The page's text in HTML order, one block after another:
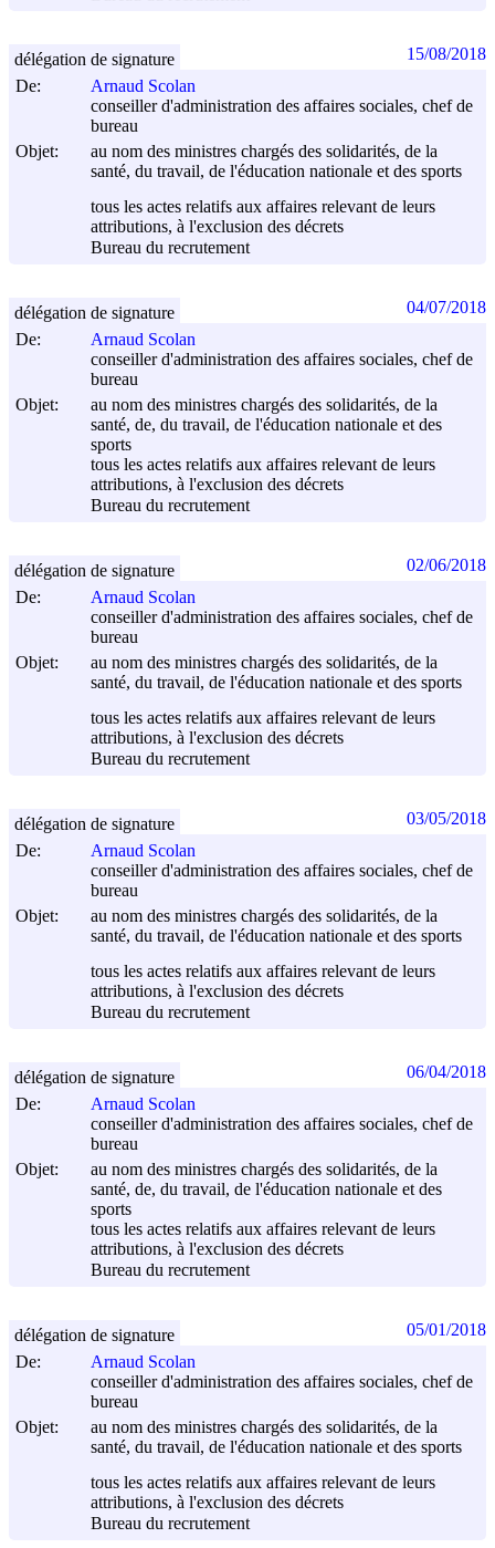
De:
Arnaud Scolan
conseiller d'administration des affaires sociales, chef de
bureau
Objet:
au nom des ministres chargés des solidarités, de la
santé, du travail, de l'éducation nationale et des sports
tous les actes relatifs aux affaires relevant de leurs
attributions, à l'exclusion des décrets
Bureau du recrutement
délégation de signature 15/08/2018
De:
Arnaud Scolan
conseiller d'administration des affaires sociales, chef de
bureau
Objet:
au nom des ministres chargés des solidarités, de la
santé, de, du travail, de l'éducation nationale et des
sports
tous les actes relatifs aux affaires relevant de leurs
attributions, à l'exclusion des décrets
Bureau du recrutement
délégation de signature 04/07/2018
De:
Arnaud Scolan
conseiller d'administration des affaires sociales, chef de
bureau
Objet:
au nom des ministres chargés des solidarités, de la
santé, du travail, de l'éducation nationale et des sports
tous les actes relatifs aux affaires relevant de leurs
attributions, à l'exclusion des décrets
Bureau du recrutement
délégation de signature 02/06/2018
De:
Arnaud Scolan
conseiller d'administration des affaires sociales, chef de
bureau
Objet:
au nom des ministres chargés des solidarités, de la
santé, du travail, de l'éducation nationale et des sports
tous les actes relatifs aux affaires relevant de leurs
attributions, à l'exclusion des décrets
Bureau du recrutement
délégation de signature 03/05/2018
De:
Arnaud Scolan
conseiller d'administration des affaires sociales, chef de
bureau
Objet:
au nom des ministres chargés des solidarités, de la
santé, de, du travail, de l'éducation nationale et des
sports
tous les actes relatifs aux affaires relevant de leurs
attributions, à l'exclusion des décrets
Bureau du recrutement
délégation de signature 06/04/2018
De:
Arnaud Scolan
conseiller d'administration des affaires sociales, chef de
bureau
Objet:
au nom des ministres chargés des solidarités, de la
santé, du travail, de l'éducation nationale et des sports
tous les actes relatifs aux affaires relevant de leurs
attributions, à l'exclusion des décrets
Bureau du recrutement
délégation de signature 05/01/2018